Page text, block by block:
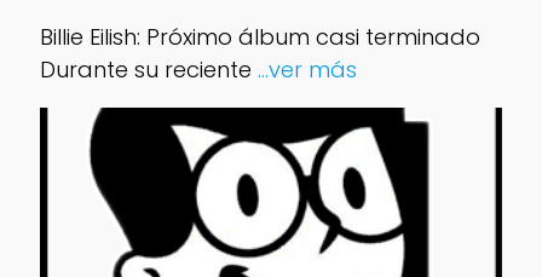
Billie Eilish: Próximo álbum casi terminado
Durante su reciente ...ver más